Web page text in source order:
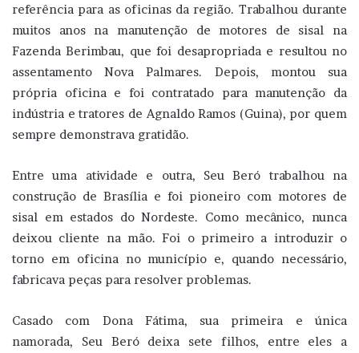
referência para as oficinas da região. Trabalhou durante
muitos anos na manutenção de motores de sisal na
Fazenda Berimbau, que foi desapropriada e resultou no
assentamento Nova Palmares. Depois, montou sua
própria oficina e foi contratado para manutenção da
indústria e tratores de Agnaldo Ramos (Guina), por quem
sempre demonstrava gratidão.
Entre uma atividade e outra, Seu Beró trabalhou na
construção de Brasília e foi pioneiro com motores de
sisal em estados do Nordeste. Como mecânico, nunca
deixou cliente na mão. Foi o primeiro a introduzir o
torno em oficina no município e, quando necessário,
fabricava peças para resolver problemas.
Casado com Dona Fátima, sua primeira e única
namorada, Seu Beró deixa sete filhos, entre eles a